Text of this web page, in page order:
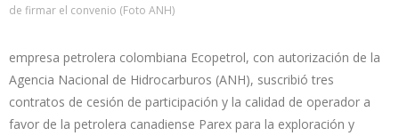
de firmar el convenio (Foto ANH)
empresa petrolera colombiana Ecopetrol, con autorización de la
Agencia Nacional de Hidrocarburos (ANH), suscribió tres
contratos de cesión de participación y la calidad de operador a
favor de la petrolera canadiense Parex para la exploración y